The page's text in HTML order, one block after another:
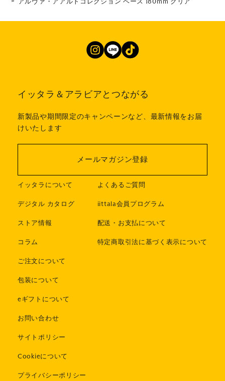
イッタラ＆アラビアとつながる
新製品や期間限定のキャンペーンなど、最新情報をお届
けいたします
メールマガジン登録
イッタラについて
デジタル カタログ
ストア情報
コラム
ご注文について
包装について
eギフトについて
よくあるご質問
iittala会員プログラム
配送・お支払について
特定商取引法に基づく表示について
お問い合わせ
サイトポリシー
Cookieについて
プライバシーポリシー